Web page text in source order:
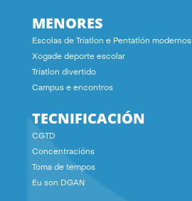
MENORES
Escolas de Tríatlon e Pentatlón modernos
Xogade deporte escolar
Tríatlon divertido
Campus e encontros
TECNIFICACIÓN
CGTD
Concentracións
Toma de tempos
Eu son DGAN